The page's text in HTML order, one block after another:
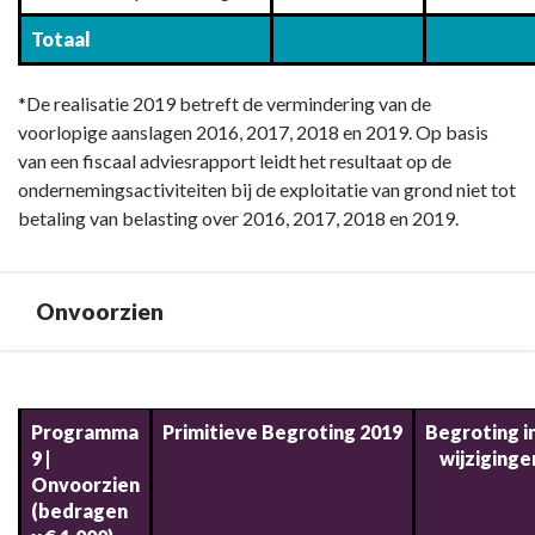
lasten
Totaal
*De realisatie 2019 betreft de vermindering van de
voorlopige aanslagen 2016, 2017, 2018 en 2019. Op basis
van een fiscaal adviesrapport leidt het resultaat op de
ondernemingsactiviteiten bij de exploitatie van grond niet tot
betaling van belasting over 2016, 2017, 2018 en 2019.
Onvoorzien
naar
navigatie
Programma
Programma
9 |
Onvoorzien
(bedragen
Primitieve Begroting 2019
Begroting